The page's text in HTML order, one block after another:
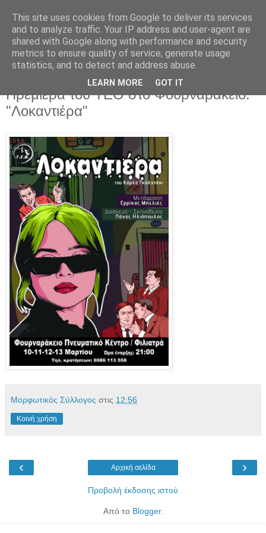
Δευτέρα 6 Μαρτίου 2023
Πρεμιέρα του ΤΕΘ στο Φουρναράκειο:
"Λοκαντιέρα"
Μορφωτικός Σύλλογος στις 12:56
Κοινή χρήση
‹ ›
Αρχική σελίδα
Προβολή έκδοσης ιστού
Από το Blogger.
This site uses cookies from Google to deliver its services
and to analyze traffic. Your IP address and user-agent are
shared with Google along with performance and security
metrics to ensure quality of service, generate usage
statistics, and to detect and address abuse.
LEARN MORE GOT IT